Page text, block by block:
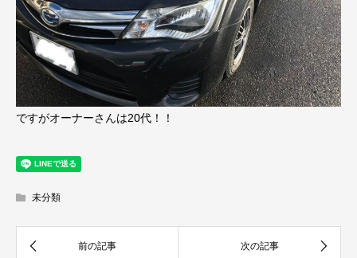
ですがオーナーさんは20代！！
未分類